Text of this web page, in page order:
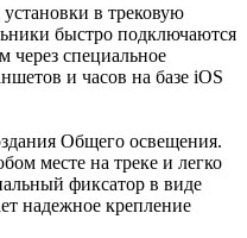
в трековую
быстро подключаются
специальное
и часов на базе iOS
Общего освещения.
месте на треке и легко
фиксатор в виде
надежное крепление